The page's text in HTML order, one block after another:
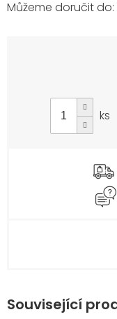
ks
Související